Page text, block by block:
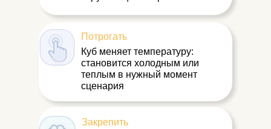
Куб меняет температуру:
становится холодным или
теплым в нужный момент
сценария
Потрогать
Закрепить